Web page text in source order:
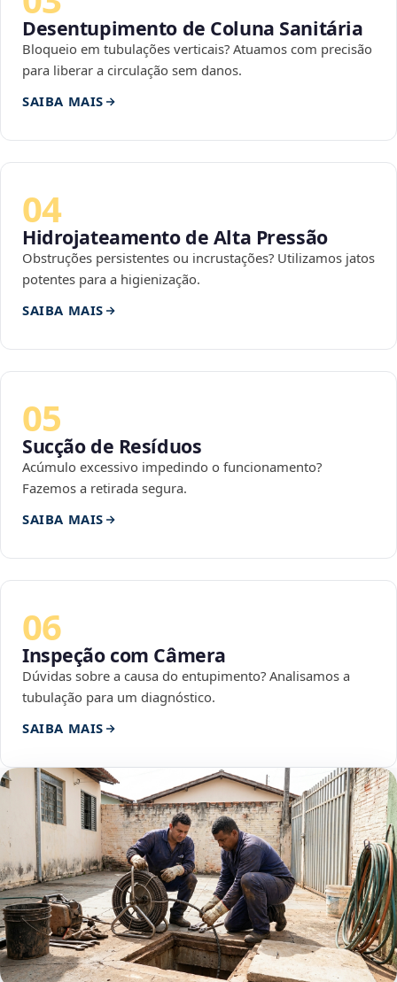
Desentupimento de Coluna Sanitária
Bloqueio em tubulações verticais? Atuamos com precisão
para liberar a circulação sem danos.
SAIBA MAIS
04
Hidrojateamento de Alta Pressão
Obstruções persistentes ou incrustações? Utilizamos jatos
potentes para a higienização.
SAIBA MAIS
05
Sucção de Resíduos
Acúmulo excessivo impedindo o funcionamento?
Fazemos a retirada segura.
SAIBA MAIS
06
Inspeção com Câmera
Dúvidas sobre a causa do entupimento? Analisamos a
tubulação para um diagnóstico.
SAIBA MAIS